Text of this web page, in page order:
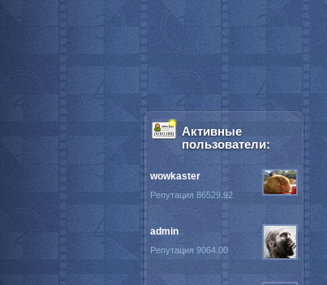
Активные
пользователи:
wowkaster
Репутация 86529.92
admin
Репутация 9064.00